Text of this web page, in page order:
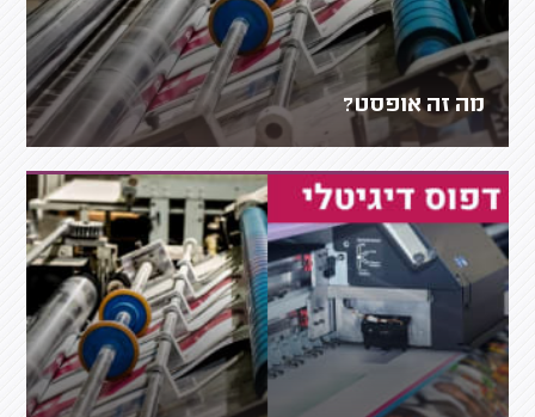
מה זה אופסט?